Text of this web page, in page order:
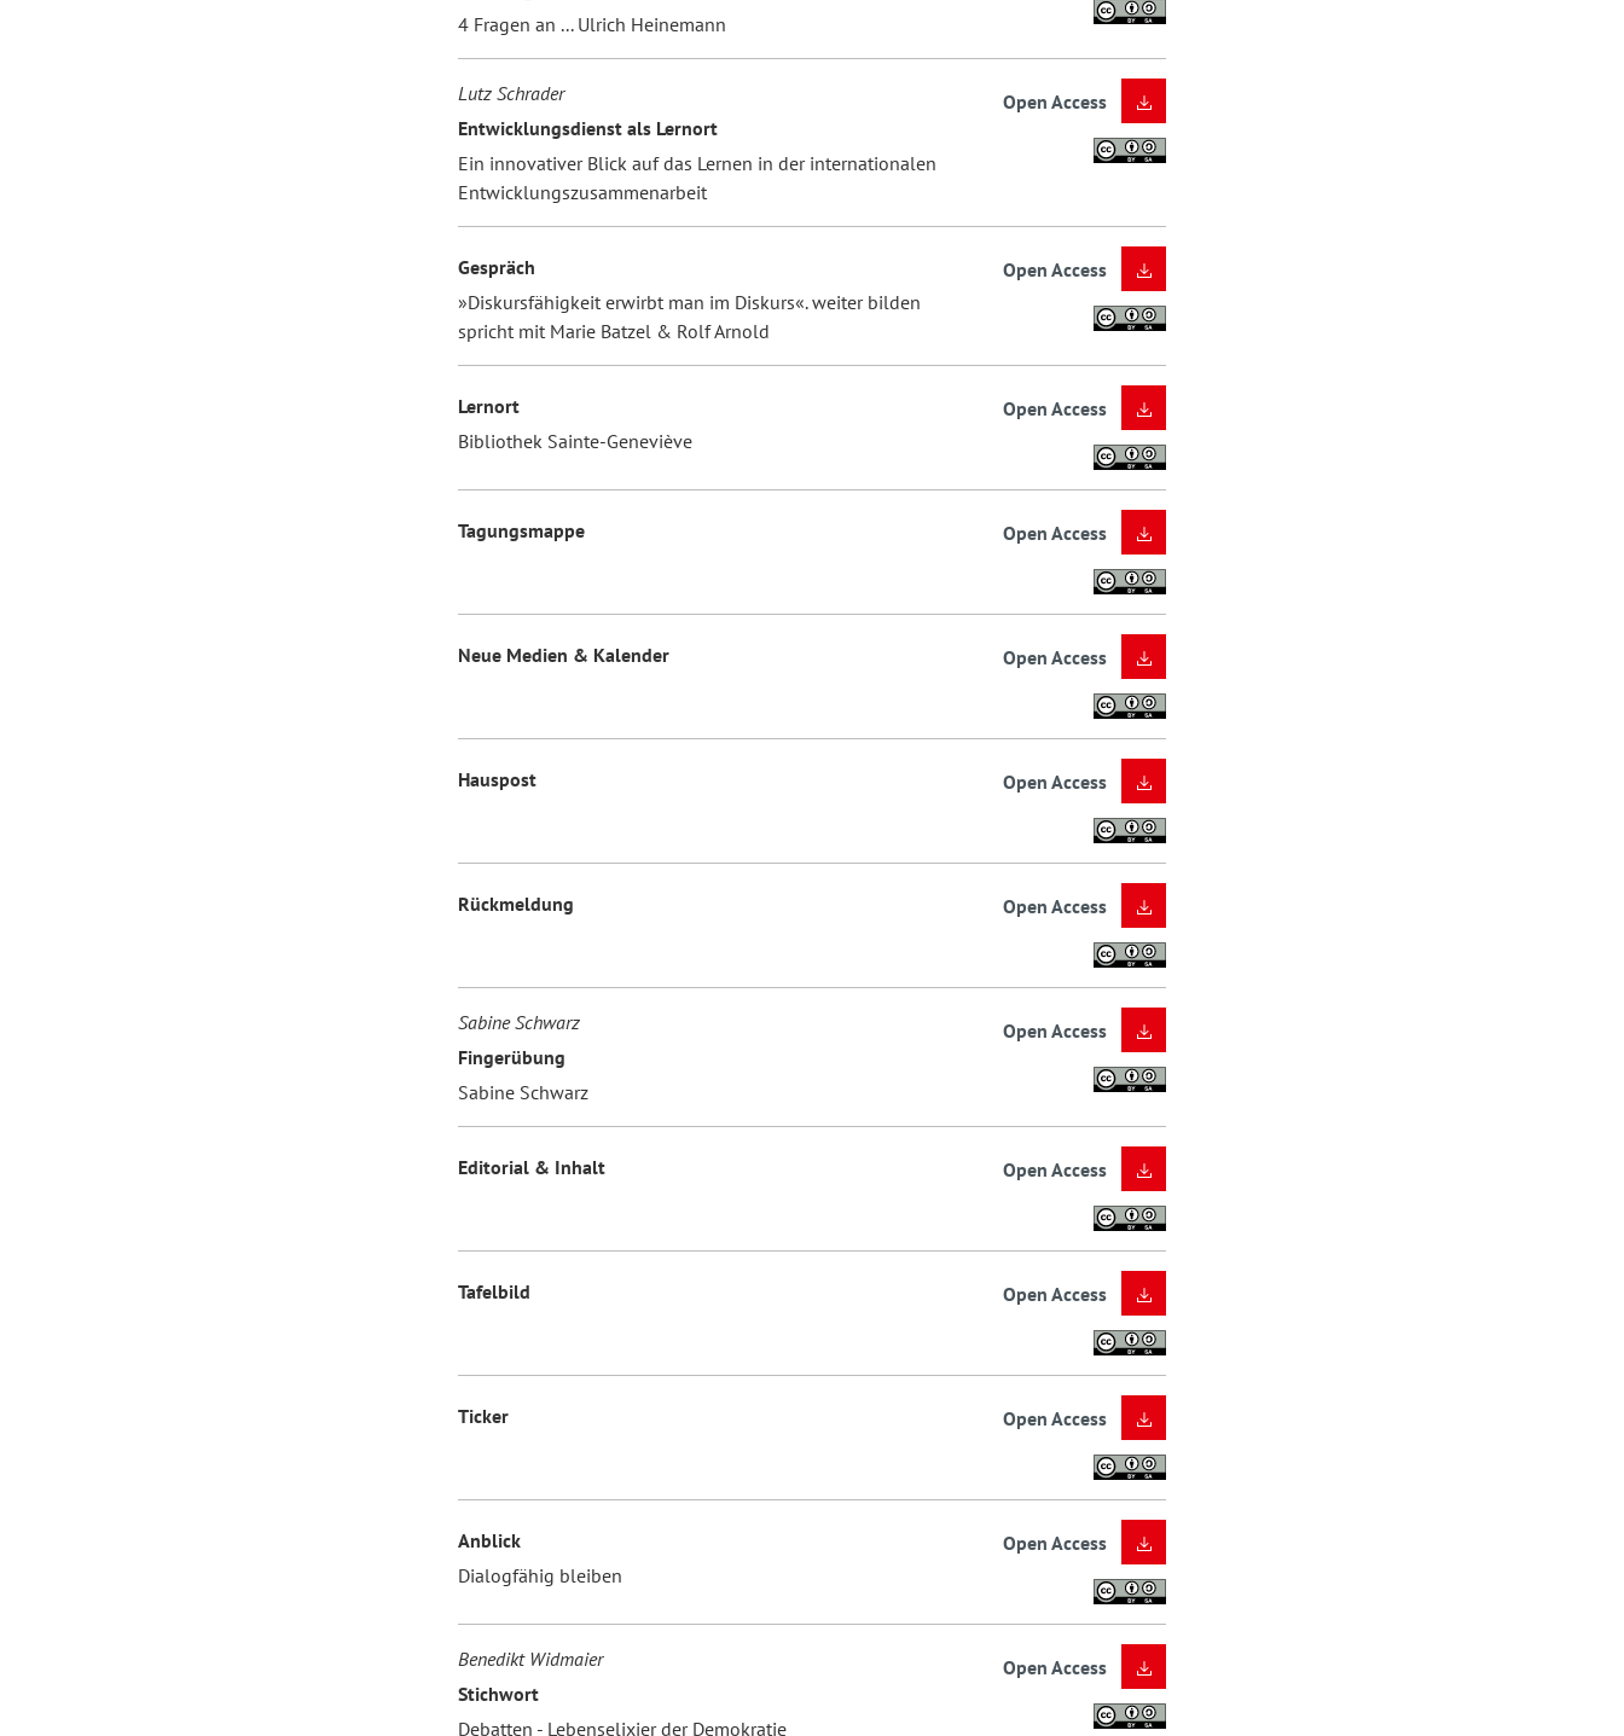
4 Fragen an ... Ulrich Heinemann
Lutz Schrader
Entwicklungsdienst als Lernort
Ein innovativer Blick auf das Lernen in der internationalen
Entwicklungszusammenarbeit
Open Access
Gespräch
»Diskursfähigkeit erwirbt man im Diskurs«. weiter bilden
spricht mit Marie Batzel & Rolf Arnold
Open Access
Lernort
Bibliothek Sainte-Geneviève
Open Access
Tagungsmappe Open Access
Neue Medien & Kalender Open Access
Hauspost Open Access
Rückmeldung Open Access
Sabine Schwarz
Fingerübung
Sabine Schwarz
Open Access
Editorial & Inhalt Open Access
Tafelbild Open Access
Ticker Open Access
Anblick
Dialogfähig bleiben
Open Access
Benedikt Widmaier
Stichwort
Debatten - Lebenselixier der Demokratie
Open Access